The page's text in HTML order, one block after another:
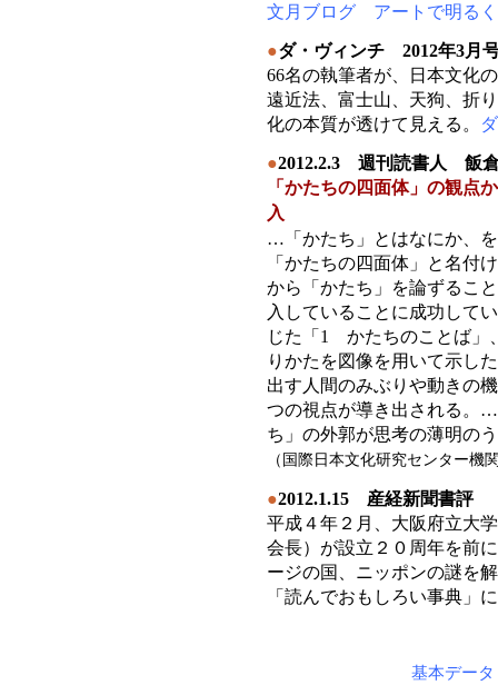
文月ブログ アートで明る
●ダ・ヴィンチ 2012年3月
66名の執筆者が、日本文化
遠近法、富士山、天狗、折
化の本質が透けて見える。
●2012.2.3 週刊読書人 飯
「かたちの四面体」の観
入
…「かたち」とはなにか、
「かたちの四面体」と名付
から「かたち」を論ずるこ
入していることに成功して
じた「1 かたちのことば」
りかたを図像を用いて示し
出す人間のみぶりや動きの
つの視点が導き出される。
ち」の外郭が思考の薄明の
（国際日本文化研究センター機
●2012.1.15 産経新聞書評
平成４年２月、大阪府立大
会長）が設立２０周年を前
ージの国、ニッポンの謎を
「読んでおもしろい事典」
基本データ